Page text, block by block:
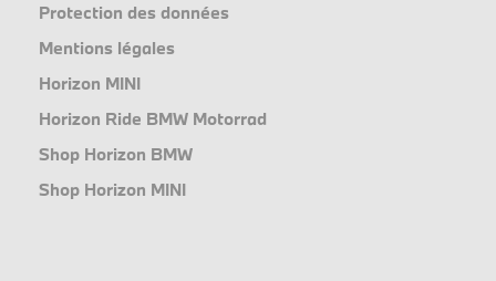
Protection des données
Mentions légales
Horizon MINI
Horizon Ride BMW Motorrad
Shop Horizon BMW
Shop Horizon MINI